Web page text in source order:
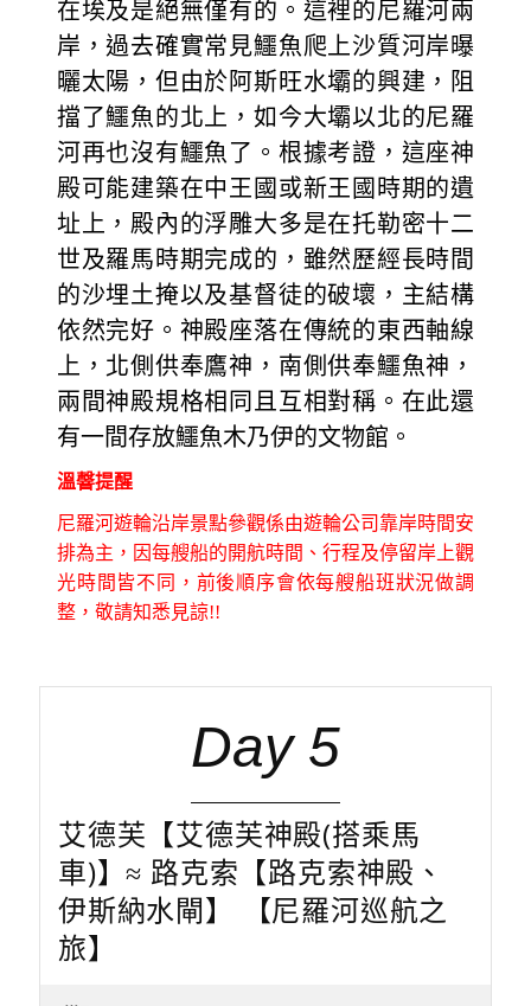
在埃及是絕無僅有的。這裡的尼羅河兩
岸，過去確實常見鱷魚爬上沙質河岸曝
曬太陽，但由於阿斯旺水壩的興建，阻
擋了鱷魚的北上，如今大壩以北的尼羅
河再也沒有鱷魚了。根據考證，這座神
殿可能建築在中王國或新王國時期的遺
址上，殿內的浮雕大多是在托勒密十二
世及羅馬時期完成的，雖然歷經長時間
的沙埋土掩以及基督徒的破壞，主結構
依然完好。神殿座落在傳統的東西軸線
上，北側供奉鷹神，南側供奉鱷魚神，
兩間神殿規格相同且互相對稱。在此還
有一間存放鱷魚木乃伊的文物館。
溫韾提醒
尼羅河遊輪沿岸景點參觀係由遊輪公司靠岸時間安
排為主，因每艘船的開航時間、行程及停留岸上觀
光時間皆不同，前後順序會依每艘船班狀況做調
整，敬請知悉見諒!!
Day 5
艾德芙【艾德芙神殿(搭乘馬
車)】≈ 路克索【路克索神殿、
伊斯納水閘】 【尼羅河巡航之
旅】